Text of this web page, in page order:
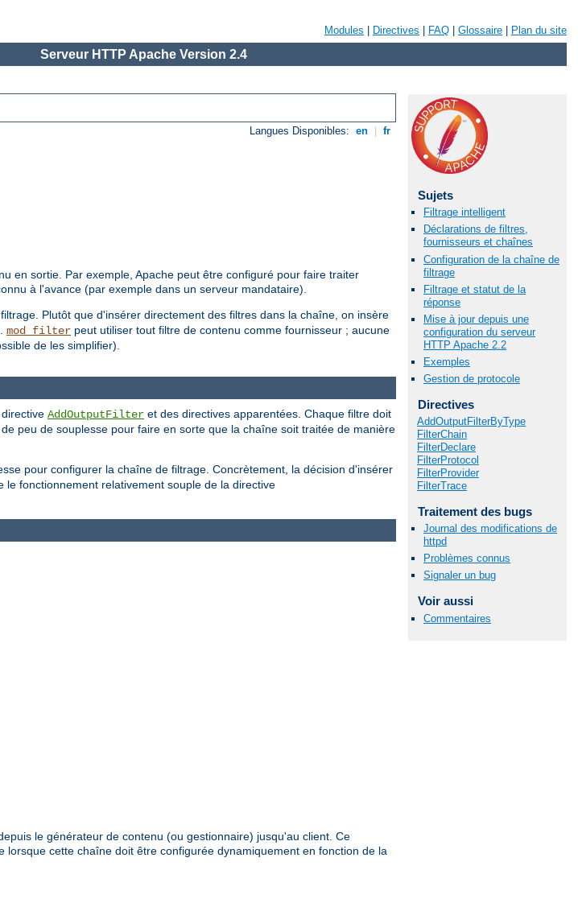
Modules Directives FAQ Glossaire Plan du site
Serveur HTTP Apache Version 2.4
Langues Disponibles: en fr
en sortie. Par exemple, Apache peut être configuré pour faire traiter
à l'avance (par exemple dans un serveur mandataire).
Plutôt que d'insérer directement des filtres dans la chaîne, on insère
mod_filter peut utiliser tout filtre de contenu comme fournisseur ; aucune
de les simplifier).
Sujets
Filtrage intelligent
Déclarations de filtres,
fournisseurs et chaînes
Configuration de la chaîne de
filtrage
Filtrage et statut de la
réponse
Mise à jour depuis une
configuration du serveur
HTTP Apache 2.2
Exemples
Gestion de protocole
Directives
AddOutputFilterByType
FilterChain
FilterDeclare
FilterProtocol
FilterProvider
FilterTrace
Traitement des bugs
Journal des modifications de
httpd
Problèmes connus
Signaler un bug
Voir aussi
Commentaires
AddOutputFilter et des directives apparentées. Chaque filtre doit
peu de souplesse pour faire en sorte que la chaîne soit traitée de manière
pour configurer la chaîne de filtrage. Concrètement, la décision d'insérer
le fonctionnement relativement souple de la directive
le générateur de contenu (ou gestionnaire) jusqu'au client. Ce
cette chaîne doit être configurée dynamiquement en fonction de la